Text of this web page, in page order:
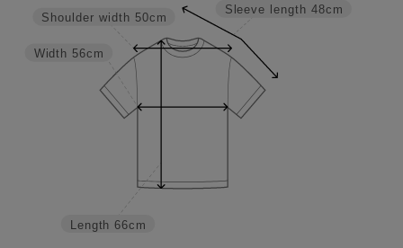
Sleeve length 48cm
Length 66cm
Width 56cm
Shoulder width 50cm